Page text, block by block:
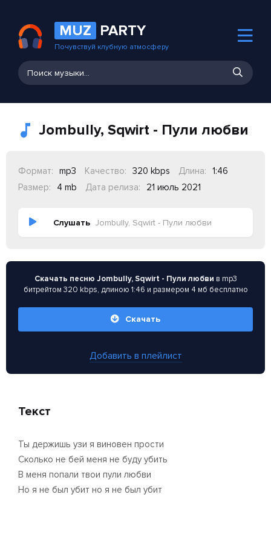
MUZ PARTY
Почувствуй клубную атмосферу
Jombully, Sqwirt - Пули любви
Формат: mp3 Качество: 320 kbps Длина:
1:46
Размер:
4 mb Дата релиза: 21 июль 2021
Слушать Jombully, Sqwirt - Пули любви
Скачать песню Jombully, Sqwirt - Пули любви в mp3
битрейтом 320 kbps, длиною 1:46 и размером 4 мб бесплатно
Скачать
Добавить в плейлист
Текст
Ты держишь узи я виновен прости
Сколько не бей меня не буду убить
В меня попали твои пули любви
Но я не был убит но я не был убит